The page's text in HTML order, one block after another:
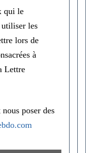
qui le
utiliser les
lors de
à
Lettre
poser des